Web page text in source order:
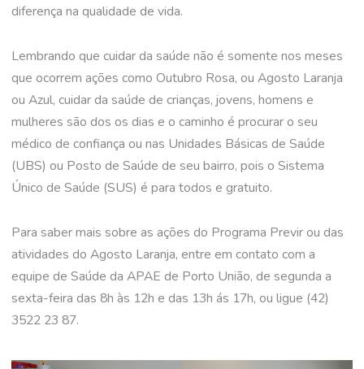
diferença na qualidade de vida.
Lembrando que cuidar da saúde não é somente nos meses
que ocorrem ações como Outubro Rosa, ou Agosto Laranja
ou Azul, cuidar da saúde de crianças, jovens, homens e
mulheres são dos os dias e o caminho é procurar o seu
médico de confiança ou nas Unidades Básicas de Saúde
(UBS) ou Posto de Saúde de seu bairro, pois o Sistema
Único de Saúde (SUS) é para todos e gratuito.
Para saber mais sobre as ações do Programa Previr ou das
atividades do Agosto Laranja, entre em contato com a
equipe de Saúde da APAE de Porto União, de segunda a
sexta-feira das 8h às 12h e das 13h ás 17h, ou ligue (42)
3522 23 87.